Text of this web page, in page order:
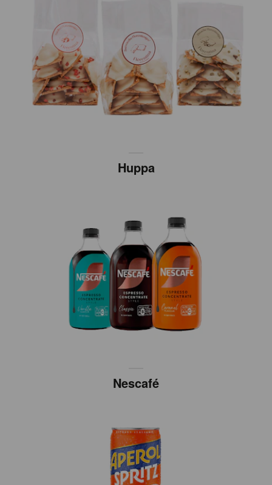
Huppa
Nescafé